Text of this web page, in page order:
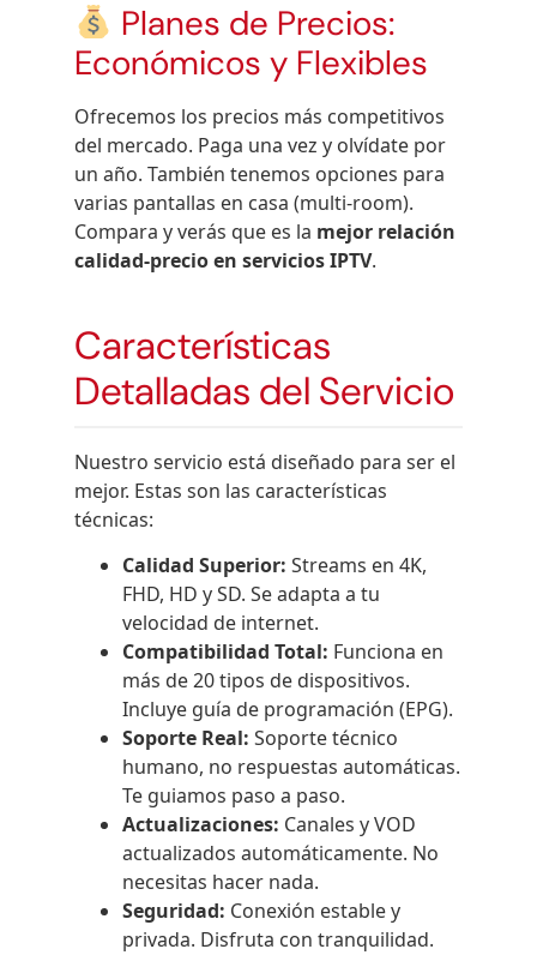
Planes de Precios:
Económicos y Flexibles
Ofrecemos los precios más competitivos
del mercado. Paga una vez y olvídate por
un año. También tenemos opciones para
varias pantallas en casa (multi-room).
Compara y verás que es la mejor relación
calidad-precio en servicios IPTV.
Características
Detalladas del Servicio
Nuestro servicio está diseñado para ser el
mejor. Estas son las características
técnicas:
Calidad Superior: Streams en 4K,
FHD, HD y SD. Se adapta a tu
velocidad de internet.
Compatibilidad Total: Funciona en
más de 20 tipos de dispositivos.
Incluye guía de programación (EPG).
Soporte Real: Soporte técnico
humano, no respuestas automáticas.
Te guiamos paso a paso.
Actualizaciones: Canales y VOD
actualizados automáticamente. No
necesitas hacer nada.
Seguridad: Conexión estable y
privada. Disfruta con tranquilidad.